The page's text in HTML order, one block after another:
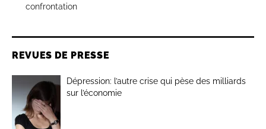
confrontation
REVUES DE PRESSE
Dépression: l’autre crise qui pèse des milliards
sur l’économie